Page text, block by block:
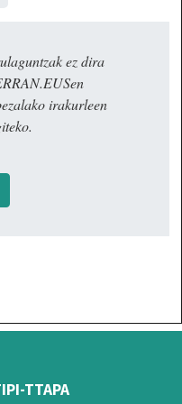
ez dira
irakurleen
TTAPA